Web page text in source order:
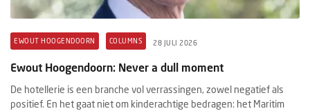
EWOUT HOOGENDOORN COLUMNS 28 JULI 2026
Ewout Hoogendoorn: Never a dull moment
De hotellerie is een branche vol verrassingen, zowel negatief als
positief. En het gaat niet om kinderachtige bedragen: het Maritim